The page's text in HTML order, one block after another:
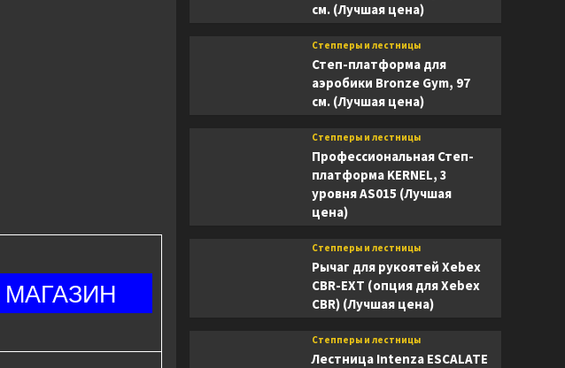
см. (Лучшая цена)
Степперы и лестницы
Степ-платформа для
аэробики Bronze Gym, 97
см. (Лучшая цена)
Степперы и лестницы
Профессиональная Степ-
платформа KERNEL, 3
уровня AS015 (Лучшая
цена)
Степперы и лестницы
Рычаг для рукоятей Xebex
CBR-EXT (опция для Xebex
CBR) (Лучшая цена)
Степперы и лестницы
Лестница Intenza ESCALATE